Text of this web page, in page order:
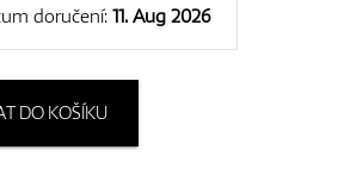
doručení:11. Aug 2026
DO KOŠÍKU